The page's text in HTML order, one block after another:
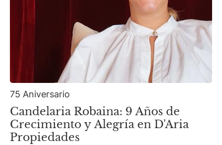
75 Aniversario
Candelaria Robaina: 9 Años de
Crecimiento y Alegría en D'Aria
Propiedades